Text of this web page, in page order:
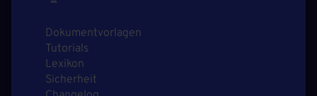
Dokumentvorlagen
Tutorials
Lexikon
Sicherheit